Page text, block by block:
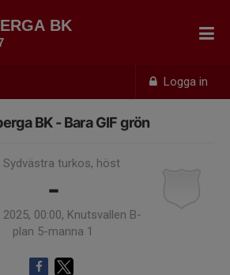
Logga in
BK
BK - Bara GIF grön
Sydvästra turkos, höst
-
2025, 00:00, Knutsvallen B-
plan 5-manna 1